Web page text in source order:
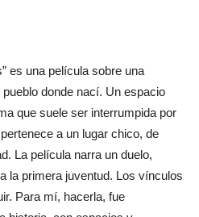
es una película sobre una
donde nací. Un espacio
que suele ser interrumpida por
a un lugar chico, de
La película narra un duelo,
la primera juventud. Los vínculos
Para mí, hacerla, fue